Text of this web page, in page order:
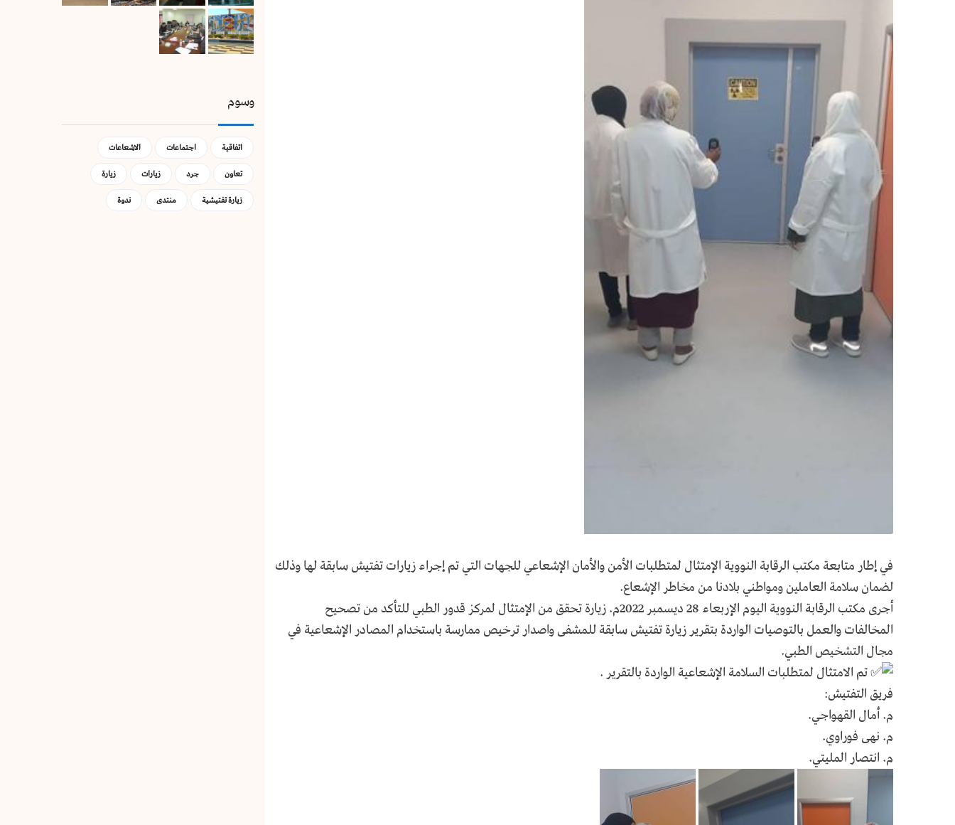
في إطار متابعة مكتب الرقابة النووية الإمتثال لمتطلبات الأمن والأمان الإشعاعي للجهات التي تم إجراء زيارات تفتيش سابقة لها وذلك
لضمان سلامة العاملين ومواطني بلادنا من مخاطر الإشعاع.
أجرى مكتب الرقابة النووية اليوم الإربعاء 28 ديسمبر 2022م. زيارة تحقق من الإمتثال لمركز قدور الطبي للتأكد من تصحيح
المخالفات والعمل بالتوصيات الواردة بتقرير زيارة تفتيش سابقة للمشفى واصدار ترخيص ممارسة باستخدام المصادر الإشعاعية في
مجال التشخيص الطبي.
تم الامتثال لمتطلبات السلامة الإشعاعية الواردة بالتقرير .
فريق التفتيش:
م. أمال القهواجي.
م. نهى فوراوي.
م. انتصار المليتي.
وسوم
اتفاقية اجتماعات
الاشعاعات
تعاون
جرد زيارات
زيارة
زيارة تفتيشية
منتدى ندوة